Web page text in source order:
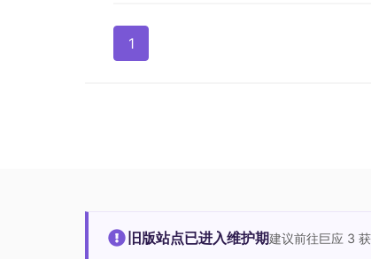
1
旧版站点已进入维护期建议前往巨应 3